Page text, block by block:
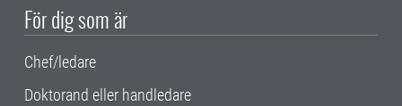
För dig som är
Chef/ledare
Doktorand eller handledare